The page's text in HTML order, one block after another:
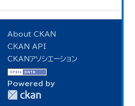
About CKAN
CKAN API
CKANアソシエーション
Powered by